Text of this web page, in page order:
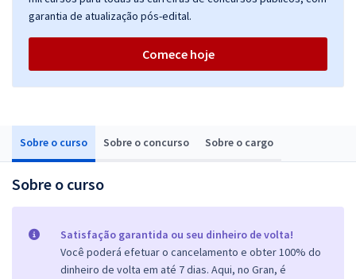
Sobre o curso Sobre o concurso Sobre o cargo
Sobre o curso
Satisfação garantida ou seu dinheiro de volta!
Você poderá efetuar o cancelamento e obter 100% do
dinheiro de volta em até 7 dias. Aqui, no Gran, é
garantia de atualização pós-edital.
Comece hoje